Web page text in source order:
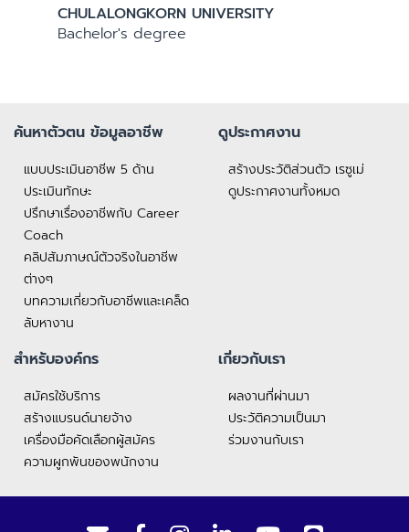
CHULALONGKORN UNIVERSITY
Bachelor's degree
ค้นหาตัวตน ข้อมูลอาชีพ
แบบประเมินอาชีพ 5 ด้าน
ประเมินทักษะ
ปรึกษาเรื่องอาชีพกับ Career
Coach
คลิปสัมภาษณ์ตัวจริงในอาชีพ
ต่างๆ
บทความเกี่ยวกับอาชีพและเคล็ด
ลับหางาน
ดูประกาศงาน
สร้างประวัติส่วนตัว เรซูเม่
ดูประกาศงานทั้งหมด
สำหรับองค์กร
สมัครใช้บริการ
สร้างแบรนด์นายจ้าง
เครื่องมือคัดเลือกผู้สมัคร
ความผูกพันของพนักงาน
เกี่ยวกับเรา
ผลงานที่ผ่านมา
ประวัติความเป็นมา
ร่วมงานกับเรา